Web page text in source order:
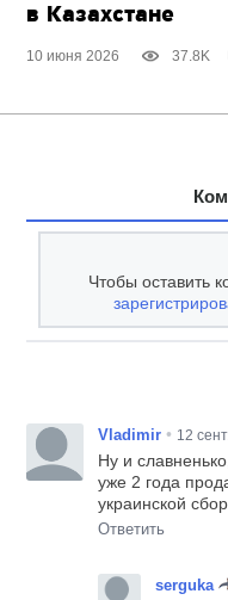
в Казахстане
10 июня 2026 37.8K
Чтобы оставить
Vladimir • 12
Ну и
уже 2 года
украинской
Ответить
serguka